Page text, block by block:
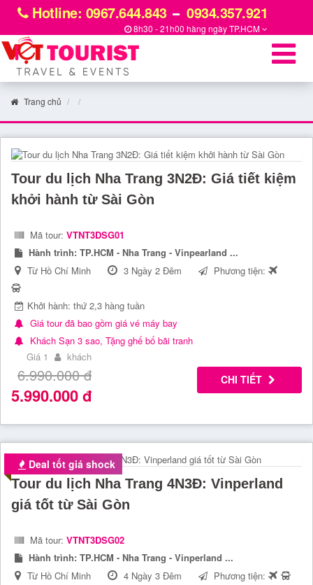
Hotline: 0967.644.843 0934.357.921
8h30 - 21h00 hàng ngàyTP.HCM
Trang chủ
Tour du lịch Nha Trang 3N2Đ: Giá tiết kiệm
khởi hành từ Sài Gòn
Mã tour: VTNT3DSG01
Hành trình: TP.HCM - Nha Trang - Vinpearland ...
Từ Hồ Chí Minh
3 Ngày 2 Đêm Phương tiện:
Khởi hành: thứ 2,3 hàng tuần
Giá tour đã bao gồm giá vé máy bay
Khách Sạn 3 sao, Tặng ghế bố bãi tranh
Giá 1
khách
6.990.000đ
5.990.000đ
CHI TIẾT
Deal tốt giá shock
Tour du lịch Nha Trang 4N3Đ: Vinperland
giá tốt từ Sài Gòn
Mã tour: VTNT3DSG02
Hành trình: TP.HCM - Nha Trang - Vinperland ...
Từ Hồ Chí Minh
4 Ngày 3 Đêm Phương tiện: